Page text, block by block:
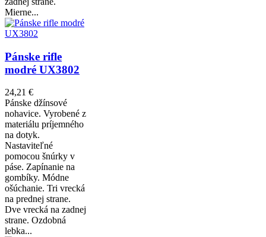
Mierne...
Pánske rifle
modré UX3802
24,21 €
Pánske džínsové
nohavice. Vyrobené z
materiálu príjemného
na dotyk.
Nastaviteľné
pomocou šnúrky v
páse. Zapínanie na
gombíky. Módne
ošúchanie. Tri vrecká
na prednej strane.
Dve vrecká na zadnej
strane. Ozdobná
lebka...